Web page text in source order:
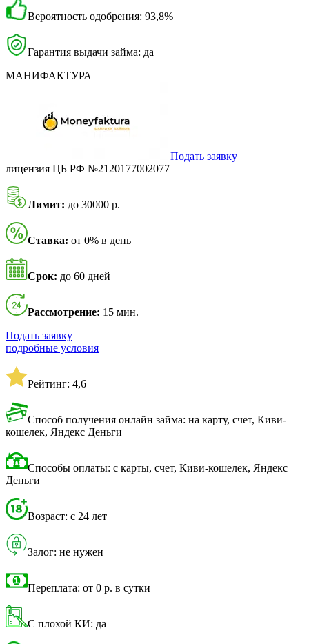
Вероятность одобрения: 93,8%
Гарантия выдачи займа: да
МАНИФАКТУРА
Подать заявку
лицензия ЦБ РФ №2120177002077
Лимит: до 30000 р.
Ставка: от 0% в день
Срок: до 60 дней
Рассмотрение: 15 мин.
Подать заявку
подробные условия
Рейтинг: 4,6
Способ получения онлайн займа: на карту, счет, Киви-
кошелек, Яндекс Деньги
Способы оплаты: с карты, счет, Киви-кошелек, Яндекс
Деньги
Возраст: с 24 лет
Залог: не нужен
Переплата: от 0 р. в сутки
С плохой КИ: да